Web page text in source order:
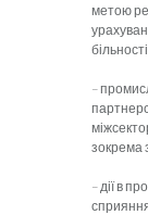
метою
–
зокрема
– дії в
сприян­ня